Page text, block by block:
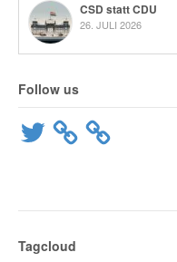
CSD statt CDU
26. JULI 2026
Follow us
Twitter
Tagcloud